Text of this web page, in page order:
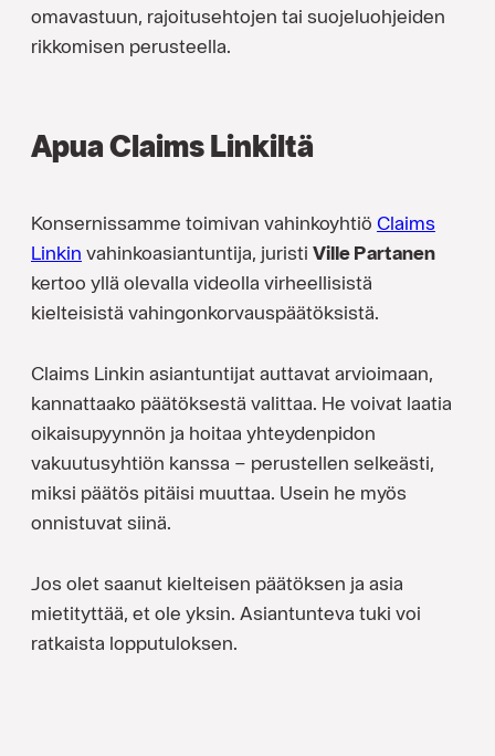
omavastuun, rajoitusehtojen tai suojeluohjeiden
rikkomisen perusteella.
Apua Claims Linkiltä
Konsernissamme toimivan vahinkoyhtiö Claims
Linkin vahinkoasiantuntija, juristi Ville Partanen
kertoo yllä olevalla videolla virheellisistä
kielteisistä vahingonkorvauspäätöksistä.
Claims Linkin asiantuntijat auttavat arvioimaan,
kannattaako päätöksestä valittaa. He voivat laatia
oikaisupyynnön ja hoitaa yhteydenpidon
vakuutusyhtiön kanssa – perustellen selkeästi,
miksi päätös pitäisi muuttaa. Usein he myös
onnistuvat siinä.
Jos olet saanut kielteisen päätöksen ja asia
mietityttää, et ole yksin. Asiantunteva tuki voi
ratkaista lopputuloksen.